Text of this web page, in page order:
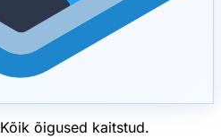
Kõik õigused kaitstud.